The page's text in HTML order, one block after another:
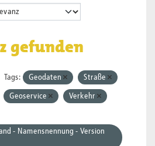
gefunden
Tags: Geodaten Straße
Geoservice Verkehr
- Namensnennung - Version